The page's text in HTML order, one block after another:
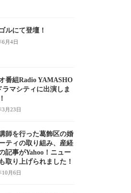
ルにて登壇！
6月4日
番組Radio YAMASHO
ラマシティに出演しま
3月23日
師を行った葛飾区の婚
ティの取り組み、産経
記事がYahoo！ニュー
取り上げられました！
10月6日